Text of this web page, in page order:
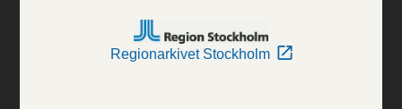
Regionarkivet Stockholm